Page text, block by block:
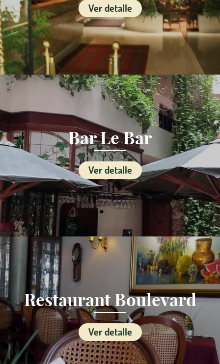
Ver detalle
Bar Le Bar
Ver detalle
Restaurant Boulevard
Ver detalle